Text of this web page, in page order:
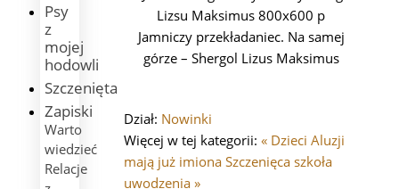
Jamniczy przekładaniec. Na samej
górze – Shergol Lizus Maksimus
Dział: Nowinki
Więcej w tej kategorii: « Dzieci Aluzji
mają już imiona Szczenięca szkoła
uwodzenia »
Psy
z
mojej
hodowli
Szczenięta
Zapiski
Warto
wiedzieć
Relacje